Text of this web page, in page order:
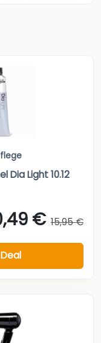
Dia Light 10.12
€ 15,95 €